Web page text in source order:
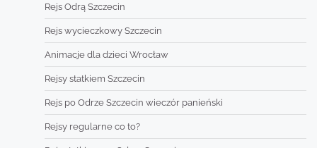
Rejs Odrą Szczecin
Rejs wycieczkowy Szczecin
Animacje dla dzieci Wrocław
Rejsy statkiem Szczecin
Rejs po Odrze Szczecin wieczór panieński
Rejsy regularne co to?